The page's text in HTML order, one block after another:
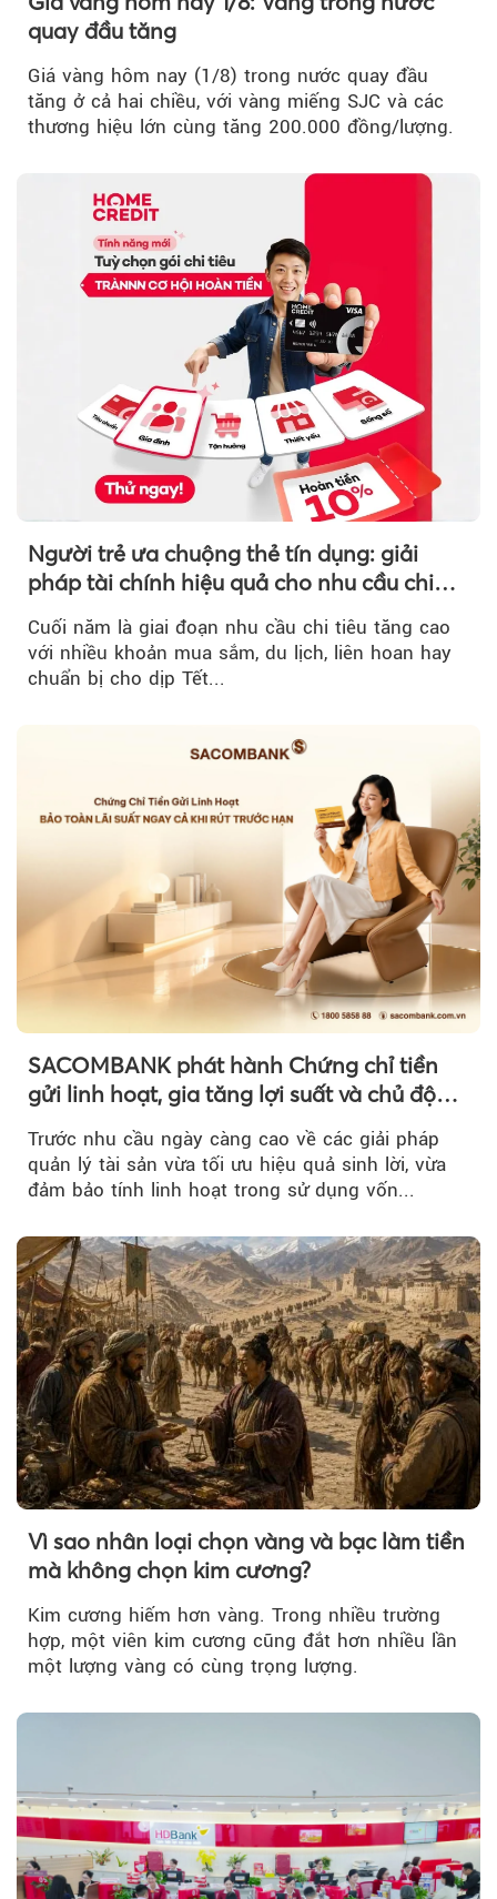
quay đầu tăng
Giá vàng hôm nay (1/8) trong nước quay đầu
tăng ở cả hai chiều, với vàng miếng SJC và các
thương hiệu lớn cùng tăng 200.000 đồng/lượng.
Người trẻ ưa chuộng thẻ tín dụng: giải
pháp tài chính hiệu quả cho nhu cầu chi
Cuối năm là giai đoạn nhu cầu chi tiêu tăng cao
với nhiều khoản mua sắm, du lịch, liên hoan hay
chuẩn bị cho dịp Tết...
SACOMBANK phát hành Chứng chỉ tiền
gửi linh hoạt, gia tăng lợi suất và chủ động
nguồn vốn cho khách hàng
Trước nhu cầu ngày càng cao về các giải pháp
quản lý tài sản vừa tối ưu hiệu quả sinh lời, vừa
đảm bảo tính linh hoạt trong sử dụng vốn...
Vì sao nhân loại chọn vàng và bạc làm tiền
mà không chọn kim cương?
Kim cương hiếm hơn vàng. Trong nhiều trường
hợp, một viên kim cương cũng đắt hơn nhiều lần
một lượng vàng có cùng trọng lượng.